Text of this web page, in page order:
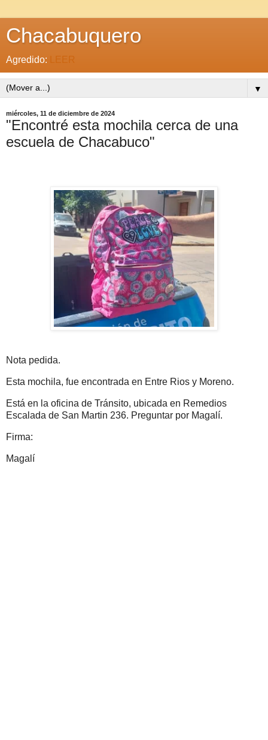
Chacabuquero
Agredido: LEER
▼
miércoles, 11 de diciembre de 2024
"Encontré esta mochila cerca de una
escuela de Chacabuco"
Nota pedida.
Esta mochila, fue encontrada en Entre Rios y Moreno.
Está en la oficina de Tránsito, ubicada en Remedios
Escalada de San Martin 236. Preguntar por Magalí.
Firma:
Magalí